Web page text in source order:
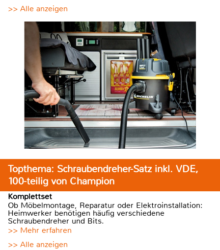
>> Alle anzeigen
Topthema: Schraubendreher-Satz inkl. VDE,
100-teilig von Champion
Komplettset
Ob Möbelmontage, Reparatur oder Elektroinstallation:
Heimwerker benötigen häufig verschiedene
Schraubendreher und Bits.
>> Mehr erfahren
>> Alle anzeigen